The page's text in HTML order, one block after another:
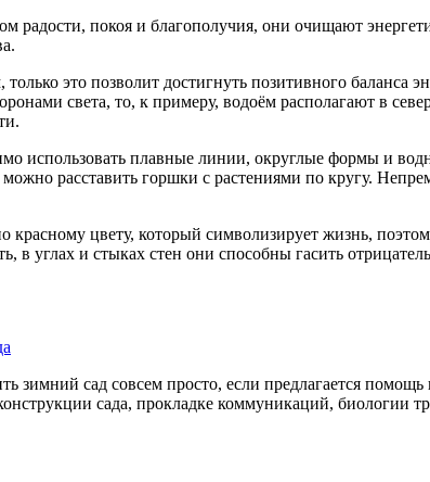
покоя и благополучия, они очищают
это позволит достигнуть позитивного баланса
света, то, к примеру, водоём располагают в
использовать плавные линии, округлые формы и
расставить горшки с растениями по кругу.
цвету, который символизирует жизнь,
в углах и стыках стен они способны гасить
зимний сад совсем просто, если предлагается помощь
сада, прокладке коммуникаций, биологии